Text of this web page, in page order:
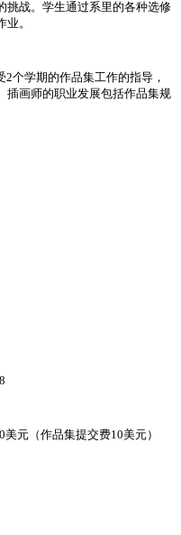
挑战。学生通过系里的各种选修
。
学期的作品集工作的指导，
插画师的职业发展包括作品集规
元（作品集提交费10美元）